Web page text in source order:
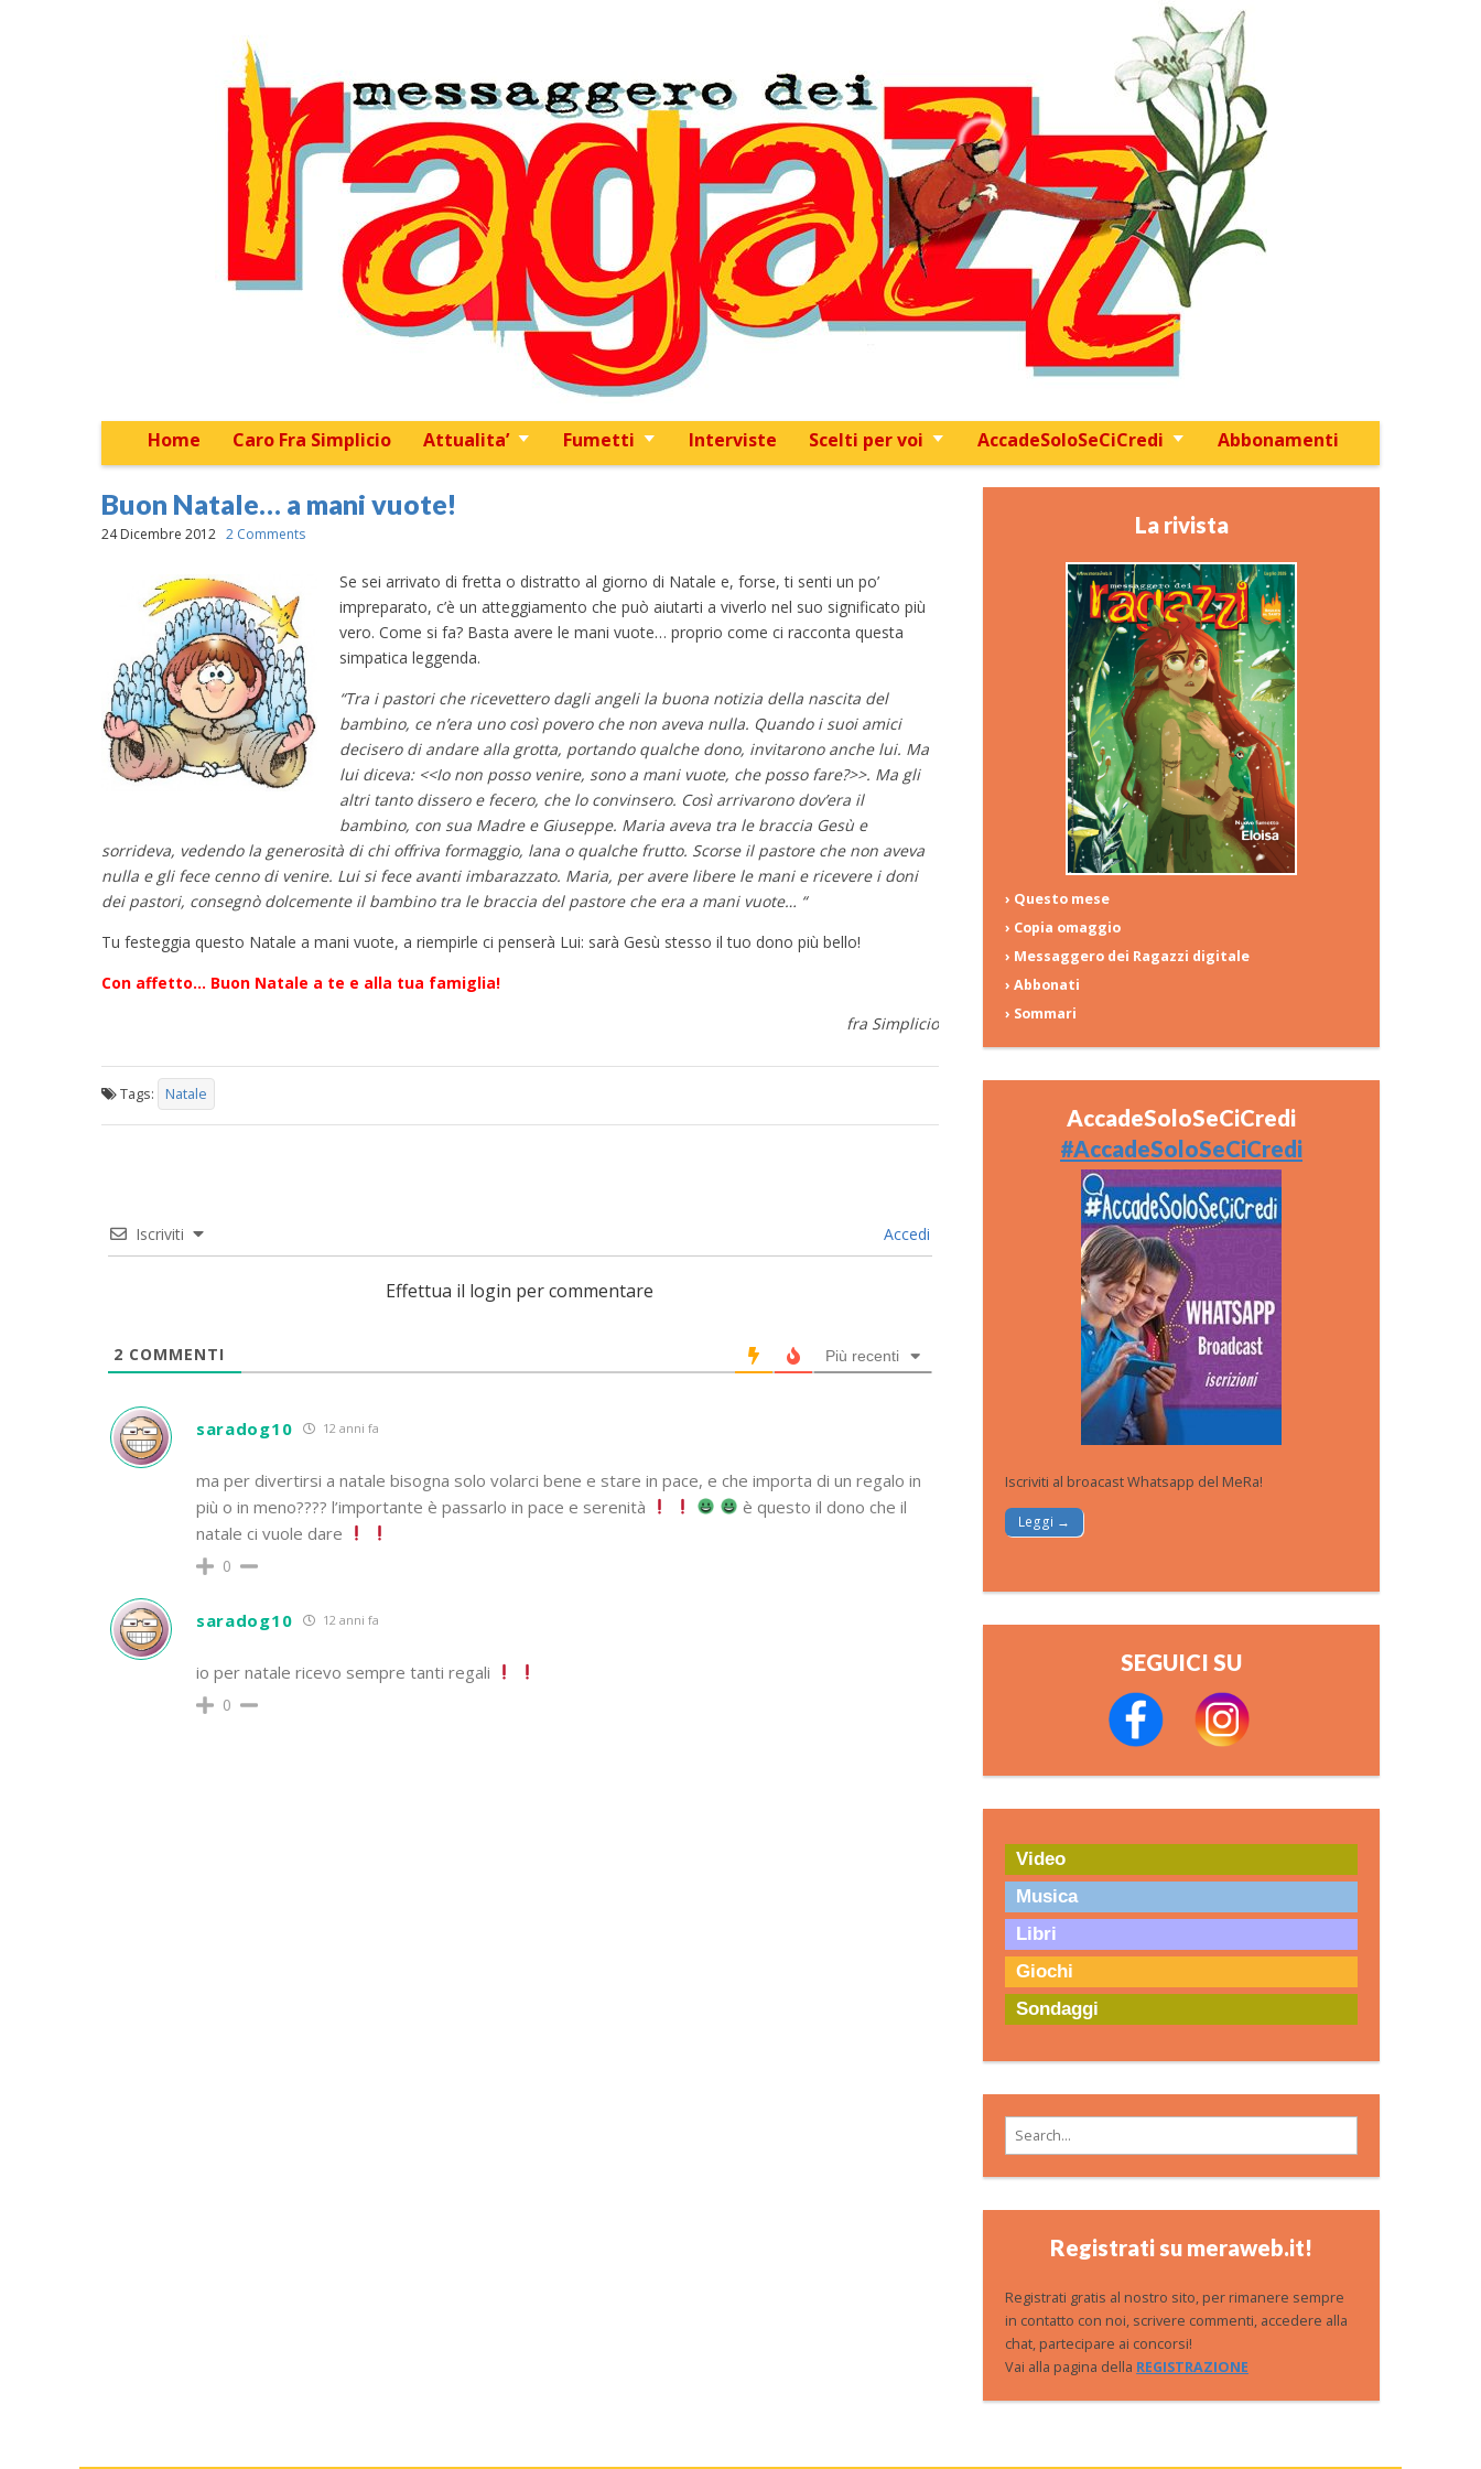
Skip to content
Home Caro Fra Simplicio Attualita’ Fumetti Interviste Scelti per voi AccadeSoloSeCiCredi Abbonamenti
Sub menu
Buon Natale… a mani vuote!
24 Dicembre 2012 2 Comments
Se sei arrivato di fretta o distratto al giorno di Natale e, forse, ti senti un po’
impreparato, c’è un atteggiamento che può aiutarti a viverlo nel suo significato più
vero. Come si fa? Basta avere le mani vuote… proprio come ci racconta questa
simpatica leggenda.
“Tra i pastori che ricevettero dagli angeli la buona notizia della nascita del
bambino, ce n’era uno così povero che non aveva nulla. Quando i suoi amici
decisero di andare alla grotta, portando qualche dono, invitarono anche lui. Ma
lui diceva: <<Io non posso venire, sono a mani vuote, che posso fare?>>. Ma gli
altri tanto dissero e fecero, che lo convinsero. Così arrivarono dov’era il
bambino, con sua Madre e Giuseppe. Maria aveva tra le braccia Gesù e
sorrideva, vedendo la generosità di chi offriva formaggio, lana o qualche frutto. Scorse il pastore che non aveva
nulla e gli fece cenno di venire. Lui si fece avanti imbarazzato. Maria, per avere libere le mani e ricevere i doni
dei pastori, consegnò dolcemente il bambino tra le braccia del pastore che era a mani vuote… “
Tu festeggia questo Natale a mani vuote, a riempirle ci penserà Lui: sarà Gesù stesso il tuo dono più bello!
Con affetto… Buon Natale a te e alla tua famiglia!
fra Simplicio
Tags: Natale
Iscriviti Accedi
Effettua il login per commentare
2 COMMENTI Più recenti
saradog10 12 anni fa
ma per divertirsi a natale bisogna solo volarci bene e stare in pace, e che importa di un regalo in
più o in meno???? l’importante è passarlo in pace e serenità
è questo il dono che il
natale ci vuole dare
0
saradog10 12 anni fa
io per natale ricevo sempre tanti regali
0
La rivista
› Questo mese
› Copia omaggio
› Messaggero dei Ragazzi digitale
› Abbonati
› Sommari
AccadeSoloSeCiCredi
#AccadeSoloSeCiCredi
Iscriviti al broacast Whatsapp del MeRa!
Leggi →
SEGUICI SU
Video
Musica
Libri
Giochi
Sondaggi
Search for:
Registrati su meraweb.it!
Registrati gratis al nostro sito, per rimanere sempre
in contatto con noi, scrivere commenti, accedere alla
chat, partecipare ai concorsi!
Vai alla pagina della REGISTRAZIONE